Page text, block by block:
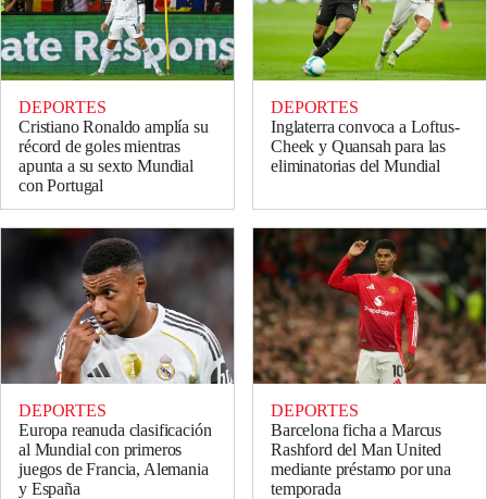
DEPORTES
Cristiano Ronaldo amplía su
récord de goles mientras
apunta a su sexto Mundial
con Portugal
DEPORTES
Inglaterra convoca a Loftus-
Cheek y Quansah para las
eliminatorias del Mundial
DEPORTES
Europa reanuda clasificación
al Mundial con primeros
juegos de Francia, Alemania
y España
DEPORTES
Barcelona ficha a Marcus
Rashford del Man United
mediante préstamo por una
temporada